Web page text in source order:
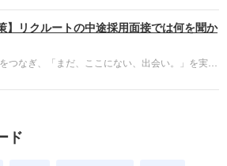
パーソンが利用する企業口コミサイト「キャリコ
ネ」の転職エージェントがお勧めするイチオシ企業
IBMです。採用面接対策の企業研究にご活用くださ
い。
】リクルートの中途採用面接では何を聞か
つなぎ、「まだ、ここにない、出会い。」を実現
成果を具体的に問われるほか、「人間性」も評価
ド